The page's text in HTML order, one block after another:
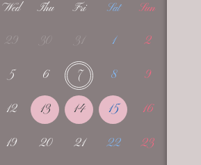
Wed Thu Fri Sat Sun
29 30 31 1 2
5 6 7 8 9
12 13 14 15 16
19 20 21 22 23